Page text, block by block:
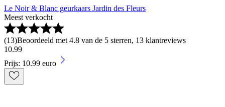
Le Noir & Blanc geurkaars Jardin des Fleurs
Meest verkocht
(13)Beoordeeld met 4.8 van de 5 sterren, 13 klantreviews
10.99
Prijs: 10.99 euro